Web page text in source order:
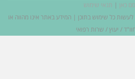
כאן | תנאי שימוש
לעשות כל שימוש בתוכן | המידע באתר אינו מהווה או
/ יעוץ / שרות רפואי